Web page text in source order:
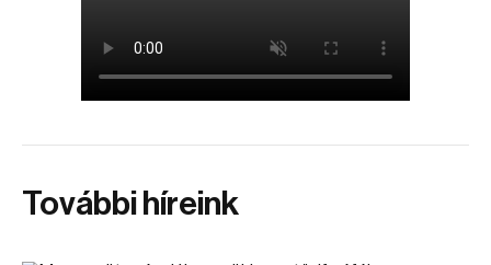
További híreink